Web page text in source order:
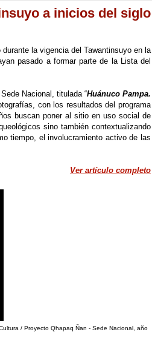
a inicios del siglo
la vigencia del Tawantinsuyo en la
pasado a formar parte de la Lista del
Nacional, titulada “Huánuco Pampa.
con los resultados del programa
buscan poner al sitio en uso social de
sino también contextualizando
tiempo, el involucramiento activo de las
Ver artículo completo
/ Proyecto Qhapaq Ñan - Sede Nacional, año